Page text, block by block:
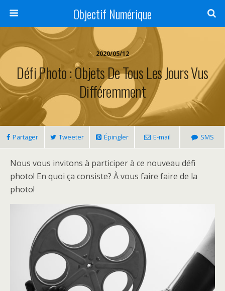
Objectif Numérique
2020/05/12
Défi Photo : Objets De Tous Les Jours Vus
Différemment
Partager Tweeter Épingler E-mail SMS
Nous vous invitons à participer à ce nouveau défi
photo! En quoi ça consiste? À vous faire faire de la
photo!